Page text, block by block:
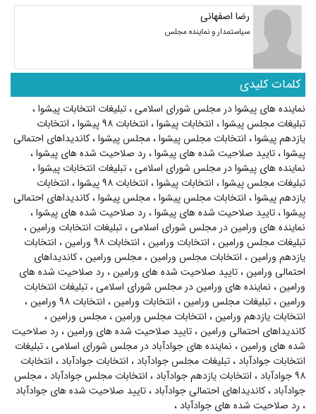
رضا اصفهانی
سیاستمدار و نماینده مجلس
کلمات کلیدی
نماینده های پیشوا در مجلس شورای اسلامی،تبلیغات انتخابات پیشوا،
تبلیغات مجلس پیشوا، انتخابات پیشوا، انتخابات ۹۸ پیشوا ، انتخابات
یازدهم پیشوا، انتخابات مجلس پیشوا،مجلس پیشوا،کاندیداهای احتمالی
پیشوا،تایید صلاحیت شده های پیشوا، رد صلاحیت شده های پیشوا،
نماینده های پیشوا در مجلس شورای اسلامی،تبلیغات انتخابات پیشوا،
تبلیغات مجلس پیشوا، انتخابات پیشوا، انتخابات ۹۸ پیشوا ، انتخابات
یازدهم پیشوا، انتخابات مجلس پیشوا،مجلس پیشوا،کاندیداهای احتمالی
پیشوا،تایید صلاحیت شده های پیشوا، رد صلاحیت شده های پیشوا،
نماینده های ورامین در مجلس شورای اسلامی،تبلیغات انتخابات ورامین،
تبلیغات مجلس ورامین، انتخابات ورامین، انتخابات ۹۸ ورامین ، انتخابات
یازدهم ورامین، انتخابات مجلس ورامین،مجلس ورامین،کاندیداهای
احتمالی ورامین،تایید صلاحیت شده های ورامین، رد صلاحیت شده های
ورامین، نماینده های ورامین در مجلس شورای اسلامی،تبلیغات انتخابات
ورامین،تبلیغات مجلس ورامین، انتخابات ورامین، انتخابات ۹۸ ورامین
،
انتخابات یازدهم ورامین، انتخابات مجلس ورامین،مجلس ورامین،
کاندیداهای احتمالی ورامین،تایید صلاحیت شده های ورامین، رد صلاحیت
شده های ورامین، نماینده های جوادآباد در مجلس شورای اسلامی،تبلیغات
انتخابات جوادآباد،تبلیغات مجلس جوادآباد، انتخابات جوادآباد، انتخابات
۹۸ جوادآباد
، انتخابات یازدهم جوادآباد، انتخابات مجلس جوادآباد،مجلس
جوادآباد،کاندیداهای احتمالی جوادآباد،تایید صلاحیت شده های جوادآباد
، رد صلاحیت شده های جوادآباد،